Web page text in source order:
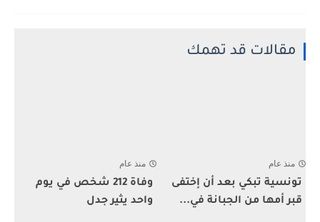
مقالات قد تهمك
منذ عام
تونسية تبكي بعد أن إختفى
قبر أمها من الجبانة في...
منذ عام
وفاة 212 شخص في يوم
واحد يثير جدل